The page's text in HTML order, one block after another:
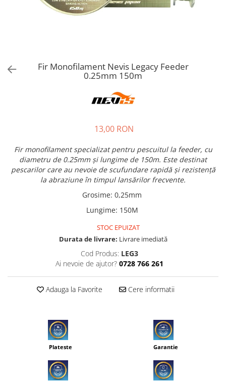
Fir Monofilament Nevis Legacy Feeder
0.25mm 150m
13,00 RON
Fir monofilament specializat pentru pescuitul la feeder, cu
diametru de 0.25mm și lungime de 150m. Este destinat
pescarilor care au nevoie de scufundare rapidă și rezistență
la abraziune în timpul lansărilor frecvente.
Grosime: 0,25mm
Lungime: 150M
STOC EPUIZAT
Durata de livrare: Livrare imediată
Cod Produs: LEG3
Ai nevoie de ajutor? 0728 766 261
Adauga la Favorite Cere informatii
Plateste Garantie